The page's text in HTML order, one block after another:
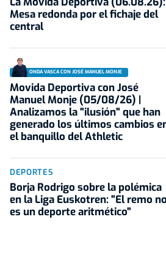
Mesa redonda por el fichaje del
central
ONDA VASCA CON JOSÉ MANUEL MONJE
Movida Deportiva con José
Manuel Monje (05/08/26) |
Analizamos la "ilusión" que han
generado los últimos cambios
el banquillo del Athletic
DEPORTES
Borja Rodrigo sobre la polémica
en la Liga Euskotren: "El remo no
es un deporte aritmético"